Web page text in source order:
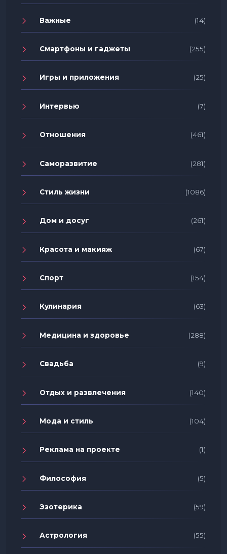
Важные (14)
Смартфоны и гаджеты (255)
Игры и приложения (25)
Интервью (7)
Отношения (461)
Саморазвитие (281)
Стиль жизни (1086)
Дом и досуг (261)
Красота и макияж (67)
Спорт (154)
Кулинария (63)
Медицина и здоровье (288)
Свадьба (9)
Отдых и развлечения (140)
Мода и стиль (104)
Реклама на проекте (1)
Философия (5)
Эзотерика (59)
Астрология (55)